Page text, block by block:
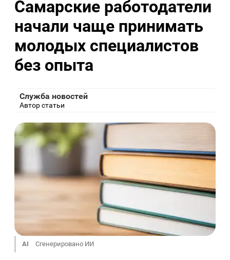
Самарские работодатели
начали чаще принимать
молодых специалистов
без опыта
Служба новостей
Автор статьи
AI Сгенерировано ИИ